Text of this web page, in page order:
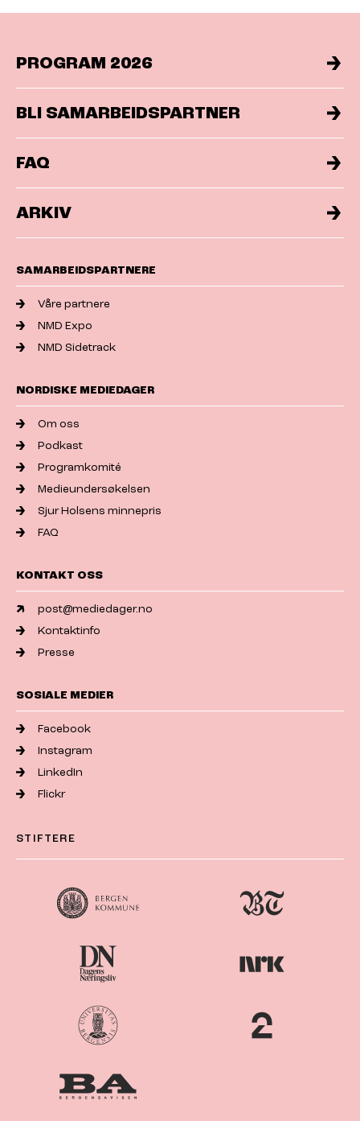
PROGRAM 2026
BLI SAMARBEIDSPARTNER
FAQ
ARKIV
SAMARBEIDSPARTNERE
Våre partnere
NMD Expo
NMD Sidetrack
NORDISKE MEDIEDAGER
Om oss
Podkast
Programkomité
Medieundersøkelsen
Sjur Holsens minnepris
FAQ
KONTAKT OSS
post@mediedager.no
Kontaktinfo
Presse
SOSIALE MEDIER
Facebook
Instagram
LinkedIn
Flickr
STIFTERE